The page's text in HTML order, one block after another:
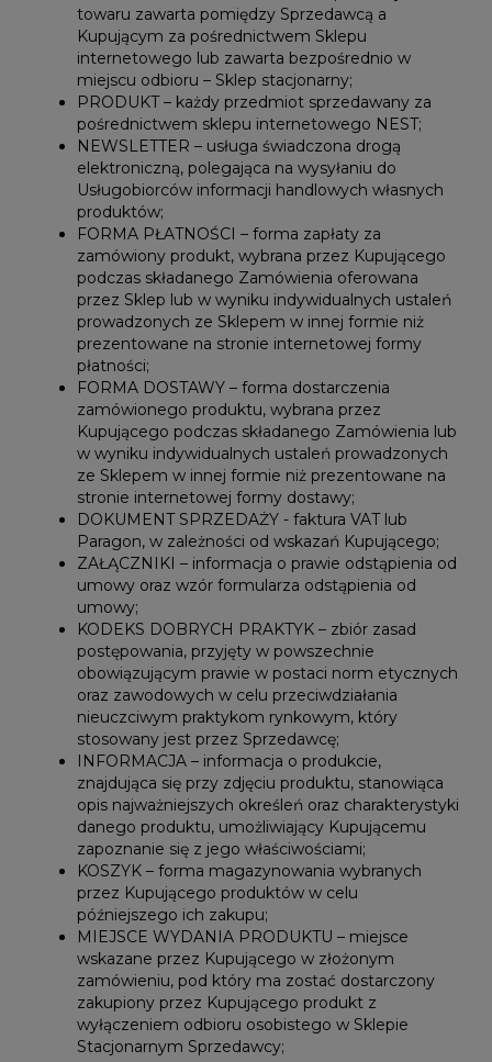
towaru zawarta pomiędzy Sprzedawcą a
Kupującym za pośrednictwem Sklepu
internetowego lub zawarta bezpośrednio w
miejscu odbioru – Sklep stacjonarny;
PRODUKT – każdy przedmiot sprzedawany za
pośrednictwem sklepu internetowego NEST;
NEWSLETTER – usługa świadczona drogą
elektroniczną, polegająca na wysyłaniu do
Usługobiorców informacji handlowych własnych
produktów;
FORMA PŁATNOŚCI – forma zapłaty za
zamówiony produkt, wybrana przez Kupującego
podczas składanego Zamówienia oferowana
przez Sklep lub w wyniku indywidualnych ustaleń
prowadzonych ze Sklepem w innej formie niż
prezentowane na stronie internetowej formy
płatności;
FORMA DOSTAWY – forma dostarczenia
zamówionego produktu, wybrana przez
Kupującego podczas składanego Zamówienia lub
w wyniku indywidualnych ustaleń prowadzonych
ze Sklepem w innej formie niż prezentowane na
stronie internetowej formy dostawy;
DOKUMENT SPRZEDAŻY - faktura VAT lub
Paragon, w zależności od wskazań Kupującego;
ZAŁĄCZNIKI – informacja o prawie odstąpienia od
umowy oraz wzór formularza odstąpienia od
umowy;
KODEKS DOBRYCH PRAKTYK – zbiór zasad
postępowania, przyjęty w powszechnie
obowiązującym prawie w postaci norm etycznych
oraz zawodowych w celu przeciwdziałania
nieuczciwym praktykom rynkowym, który
stosowany jest przez Sprzedawcę;
INFORMACJA – informacja o produkcie,
znajdująca się przy zdjęciu produktu, stanowiąca
opis najważniejszych określeń oraz charakterystyki
danego produktu, umożliwiający Kupującemu
zapoznanie się z jego właściwościami;
KOSZYK – forma magazynowania wybranych
przez Kupującego produktów w celu
późniejszego ich zakupu;
MIEJSCE WYDANIA PRODUKTU – miejsce
wskazane przez Kupującego w złożonym
zamówieniu, pod który ma zostać dostarczony
zakupiony przez Kupującego produkt z
wyłączeniem odbioru osobistego w Sklepie
Stacjonarnym Sprzedawcy;